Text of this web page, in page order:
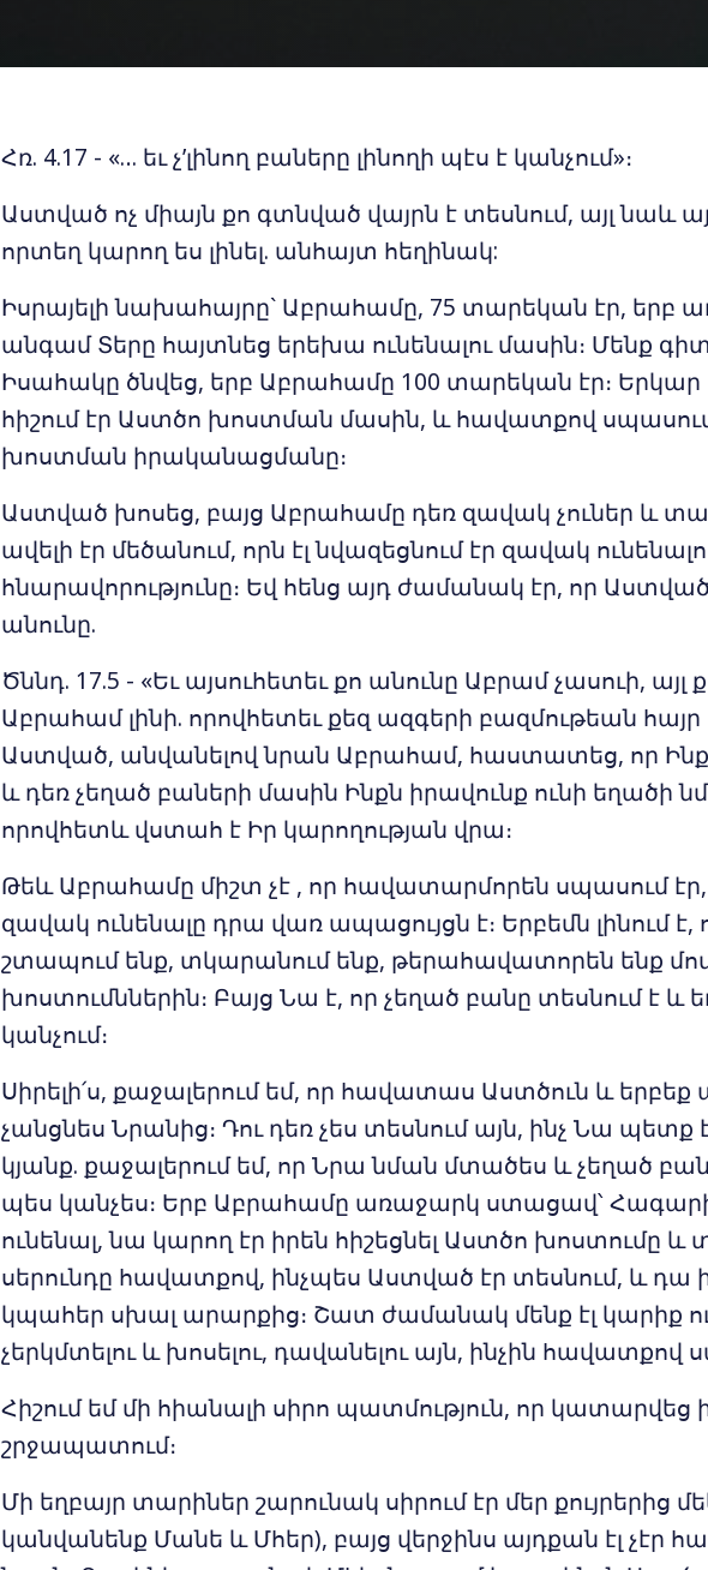
Հռ. 4.17 - «… եւ չ’լինող բաները լինողի պէս է կանչում»։
Աստված ոչ միայն քո գտնված վայրն է տեսնում, այլ նաև
որտեղ կարող ես լինել. անհայտ հեղինակ:
Իսրայելի նախահայրը` Աբրահամը, 75 տարեկան էր, երբ
անգամ Տերը հայտնեց երեխա ունենալու մասին։ Մենք
Իսահակը ծնվեց, երբ Աբրահամը 100 տարեկան էր։
հիշում էր Աստծո խոստման մասին, և հավատքով
խոստման իրականացմանը։
Աստված խոսեց, բայց Աբրահամը դեռ զավակ չուներ և
ավելի էր մեծանում, որն էլ նվազեցնում էր զավակ
հնարավորությունը։ Եվ հենց այդ ժամանակ էր, որ
անունը.
Ծննդ. 17.5 - «Եւ այսուհետեւ քո անունը Աբրամ չասուի, այլ
Աբրահամ լինի. որովհետեւ քեզ ազգերի բազմութեան հայր
Աստված, անվանելով նրան Աբրահամ, հաստատեց, որ
և դեռ չեղած բաների մասին Ինքն իրավունք ունի եղածի
որովհետև վստահ է Իր կարողության վրա։
Թեև Աբրահամը միշտ չէ , որ հավատարմորեն սպասում
զավակ ունենալը դրա վառ ապացույցն է։ Երբեմն լինում է,
շտապում ենք, տկարանում ենք, թերահավատորեն ենք
խոստումններին։ Բայց Նա է, որ չեղած բանը տեսնում է և
կանչում։
Սիրելի՛ս, քաջալերում եմ, որ հավատաս Աստծուն և
չանցնես Նրանից։ Դու դեռ չես տեսնում այն, ինչ Նա պետք
կյանք. քաջալերում եմ, որ Նրա նման մտածես և չեղած
պես կանչես։ Երբ Աբրահամը առաջարկ ստացավ՝
ունենալ, նա կարող էր իրեն հիշեցնել Աստծո խոստումը և
սերունդը հավատքով, ինչպես Աստված էր տեսնում, և դա
կպահեր սխալ արարքից։ Շատ ժամանակ մենք էլ կարիք
չերկմտելու և խոսելու, դավանելու այն, ինչին հավատքով
Հիշում եմ մի հիանալի սիրո պատմություն, որ կատարվեց
շրջապատում։
Մի եղբայր տարիներ շարունակ սիրում էր մեր քույրերից
կանվանենք Մանե և Մհեր), բայց վերջինս այդքան էլ չէր